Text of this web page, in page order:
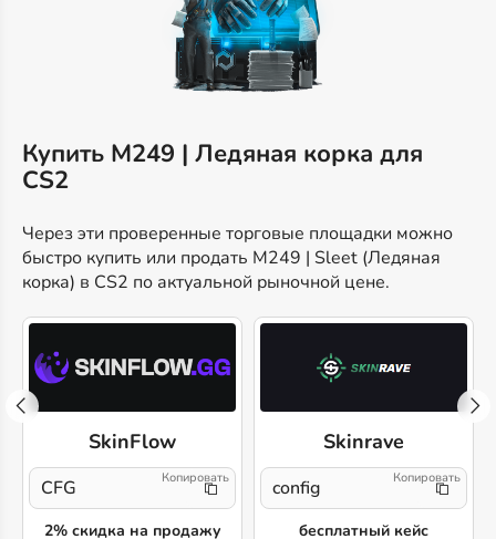
Купить M249 | Ледяная корка для
CS2
Через эти проверенные торговые площадки можно
быстро купить или продать M249 | Sleet (Ледяная
корка) в CS2 по актуальной рыночной цене.
SkinFlow
CFG
2% скидка на продажу
Skinrave
config
бесплатный кейс